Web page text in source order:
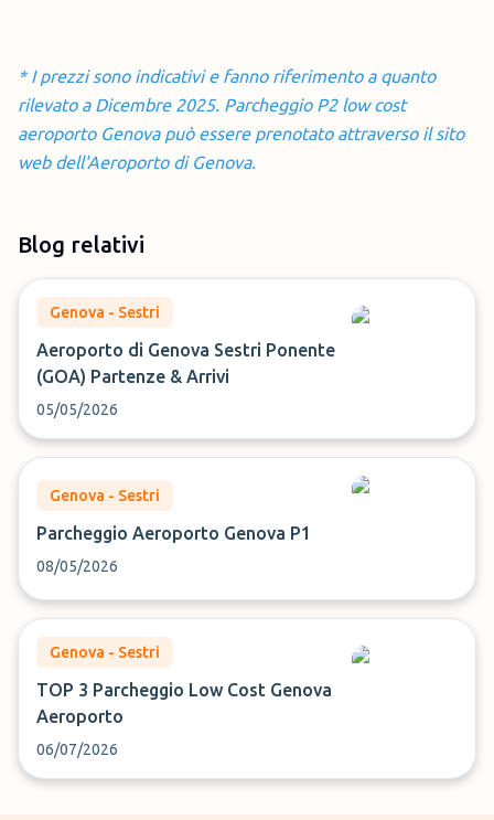
* I prezzi sono indicativi e fanno riferimento a quanto
rilevato a Dicembre 2025. Parcheggio P2 low cost
aeroporto Genova può essere prenotato attraverso il sito
web dell'Aeroporto di Genova.
Blog relativi
Genova - Sestri
Aeroporto di Genova Sestri Ponente
(GOA) Partenze & Arrivi
05/05/2026
Genova - Sestri
Parcheggio Aeroporto Genova P1
08/05/2026
Genova - Sestri
TOP 3 Parcheggio Low Cost Genova
Aeroporto
06/07/2026